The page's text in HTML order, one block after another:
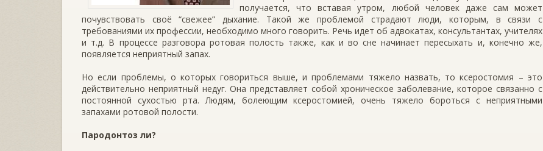
получается, что вставая утром, любой человек даже сам может
почувствовать своё “свежее” дыхание. Такой же проблемой страдают люди, которым, в связи с
требованиями их профессии, необходимо много говорить. Речь идет об адвокатах, консультантах, учителях
и т.д. В процессе разговора ротовая полость также, как и во сне начинает пересыхать и, конечно же,
появляется неприятный запах.
Но если проблемы, о которых говориться выше, и проблемами тяжело назвать, то ксеростомия – это
действительно неприятный недуг. Она представляет собой хроническое заболевание, которое связанно с
постоянной сухостью рта. Людям, болеющим ксеростомией, очень тяжело бороться с неприятными
запахами ротовой полости.
Пародонтоз ли?